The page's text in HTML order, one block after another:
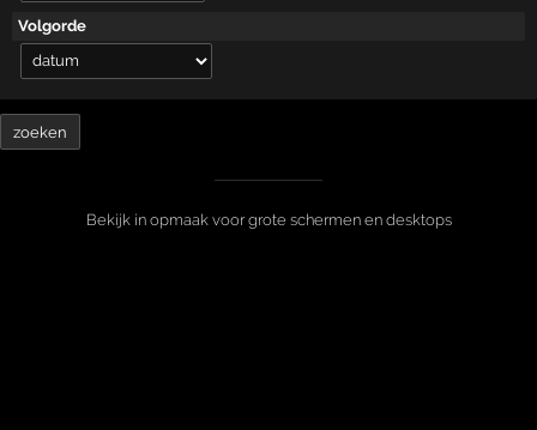
Volgorde
Bekijk in opmaak voor grote schermen en desktops